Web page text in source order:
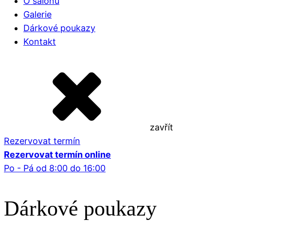
Galerie
Dárkové poukazy
Kontakt
zavřít
Rezervovat termín
Rezervovat termín online
Po - Pá od 8:00 do 16:00
Dárkové poukazy